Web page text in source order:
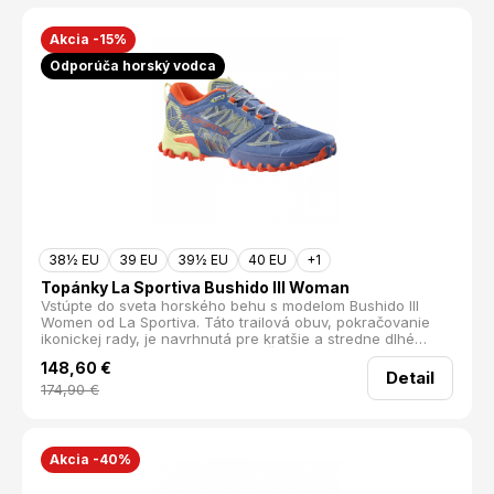
komfort a znižuje záťaž na kĺby. Táto obuv poskytuje
pohodlie a radosť z behu od prvého až po posledný
kilometer. Ideálny partner pre každodenné mestské aj
trailové dobrodružstvá. Hmotnosť: 220 g Drop: 6 mm
Akcia -15%
Odporúča horský vodca
38½ EU 39 EU 39½ EU 40 EU +1
Topánky La Sportiva Bushido III Woman
Vstúpte do sveta horského behu s modelom Bushido III
Women od La Sportiva. Táto trailová obuv, pokračovanie
ikonickej rady, je navrhnutá pre kratšie a stredne dlhé
vzdialenosti v náročnom teréne. Či už ste rekreačný bežec
alebo nadšenec hľadajúci výzvy, Bushido III Women vás
nesklame.
148,60 €
174,90€
Detail
Akcia -40%